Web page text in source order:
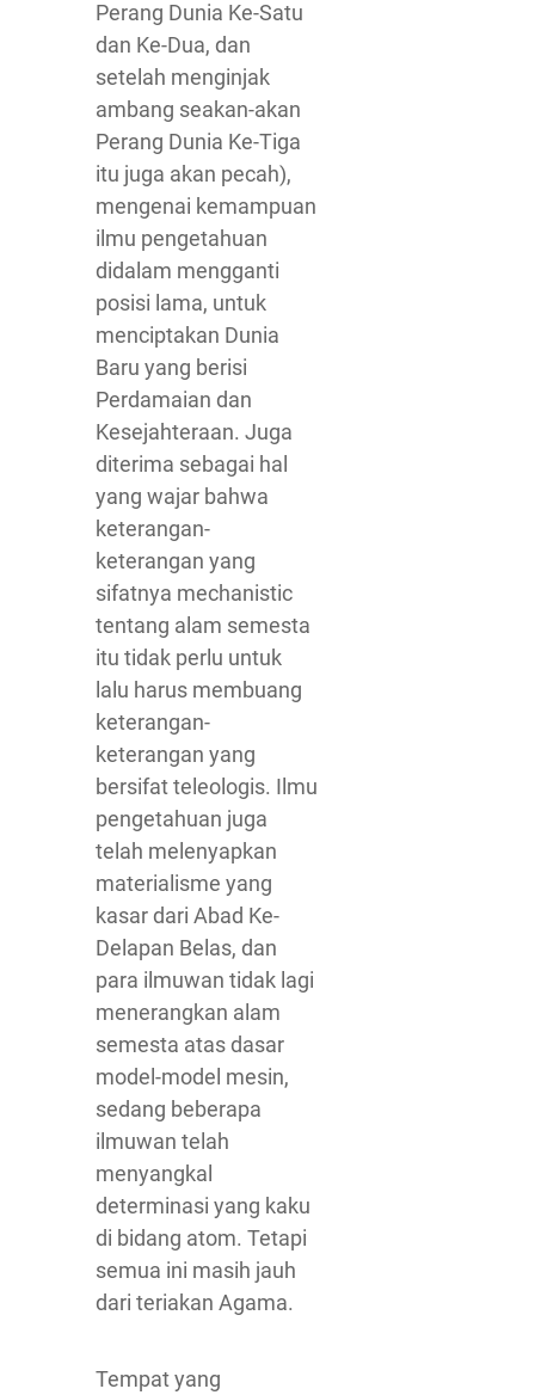
Perang Dunia Ke-Satu
dan Ke-Dua, dan
setelah menginjak
ambang seakan-akan
Perang Dunia Ke-Tiga
itu juga akan pecah),
mengenai kemampuan
ilmu pengetahuan
didalam mengganti
posisi lama, untuk
menciptakan Dunia
Baru yang berisi
Perdamaian dan
Kesejahteraan. Juga
diterima sebagai hal
yang wajar bahwa
keterangan-
keterangan yang
sifatnya mechanistic
tentang alam semesta
itu tidak perlu untuk
lalu harus membuang
keterangan-
keterangan yang
bersifat teleologis. Ilmu
pengetahuan juga
telah melenyapkan
materialisme yang
kasar dari Abad Ke-
Delapan Belas, dan
para ilmuwan tidak lagi
menerangkan alam
semesta atas dasar
model-model mesin,
sedang beberapa
ilmuwan telah
menyangkal
determinasi yang kaku
di bidang atom. Tetapi
semua ini masih jauh
dari teriakan Agama.
Tempat yang